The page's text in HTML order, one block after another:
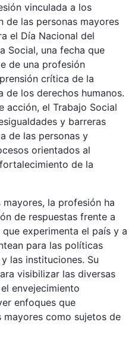
el Día Nacional del
Social, una fecha que
de una profesión
crítica de la
de los derechos humanos.
acción, el Trabajo Social
y barreras
de las personas y
orientados al
de la
la profesión ha
de respuestas frente a
experimenta el país y a
para las políticas
las instituciones. Su
visibilizar las diversas
envejecimiento
enfoques que
mayores como sujetos de